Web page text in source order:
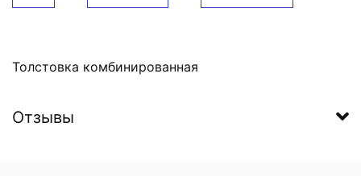
Толстовка комбинированная
Отзывы